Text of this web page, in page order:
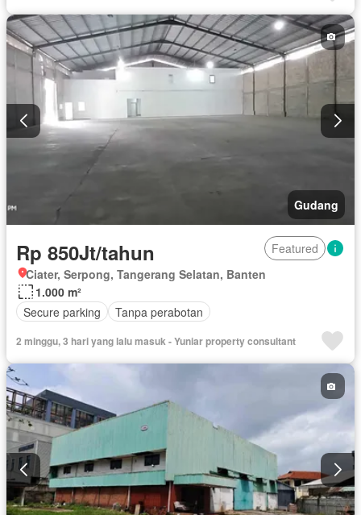
Gudang
Rp 850Jt/tahun
Featured
Ciater, Serpong, Tangerang Selatan, Banten
1.000 m²
Secure parking
Tanpa perabotan
2 minggu, 3 hari yang lalu masuk - Yuniar property consultant